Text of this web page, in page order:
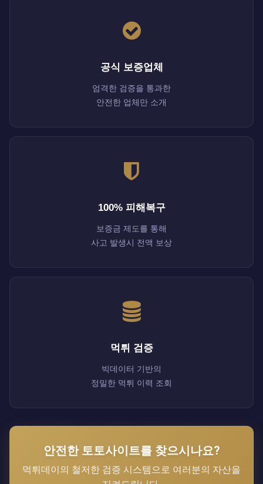
공식 보증업체
엄격한 검증을 통과한
안전한 업체만 소개
100% 피해복구
보증금 제도를 통해
사고 발생시 전액 보상
먹튀 검증
빅데이터 기반의
정밀한 먹튀 이력 조회
안전한 토토사이트를 찾으시나요?
먹튀데이의 철저한 검증 시스템으로 여러분의 자산을